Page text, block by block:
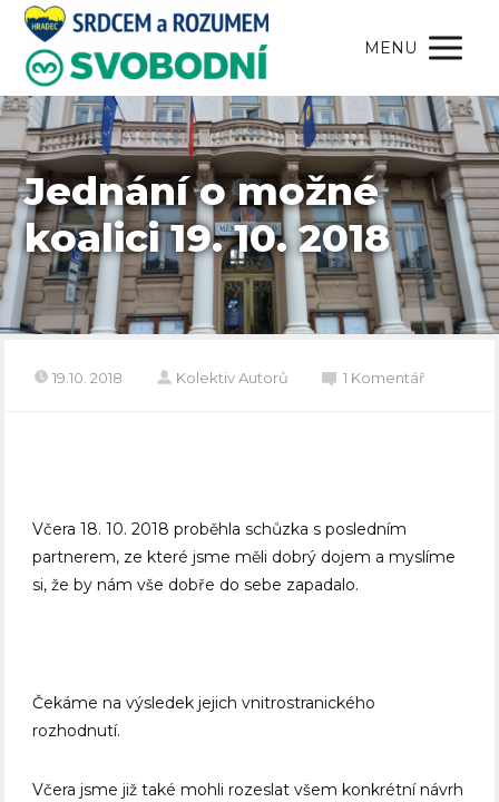
MENU
Jednání o možné
koalici 19. 10. 2018
19.10. 2018 Kolektiv Autorů 1 Komentář
Včera 18. 10. 2018 proběhla schůzka s posledním
partnerem, ze které jsme měli dobrý dojem a myslíme
si, že by nám vše dobře do sebe zapadalo.
Čekáme na výsledek jejich vnitrostranického
rozhodnutí.
Včera jsme již také mohli rozeslat všem konkrétní návrh